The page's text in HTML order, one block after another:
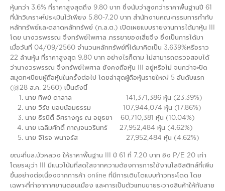
หุ้นกว่า 3.6% ที่ราคาสูงสุดถึง 9.80 บาท ซึ่งนับว่าสูงกว่าราคาพื้นฐานปี 61
ที่นักวิเคราะห์ประเมินไว้เพียง 5.80-7.20 บาท สำนักงานคณะกรรมการกำกับ
หลักทรัพย์และตลาดหลักทรัพย์ (ก.ล.ต.) เปิดเผยแบบรายงานการได้มาหุ้น III
โดย นางวรพรรณ จึงทรัพย์ไพศาล ภรรยาของเสี่ยจึง ซึ่งเป็นการได้มา
เมื่อวันที่ 04/09/2560 จำนวนหลักทรัพย์ที่ได้มาคิดเป็น 3.639%หรือราว
22 ล้านหุ้น ที่ราคาสูงสุด 9.80 บาท อย่างไรก็ตาม ไม่สามารถตรวจสอบได้
ว่านางวรพรรณ จึงทรัพย์ไพศาล ยังคงถือหุ้น III อยู่หรือไม่ จนกว่าจะปิด
สมุดทะเบียนผู้ถือหุ้นในครั้งต่อไป โดยล่าสุดผู้ถือหุ้นรายใหญ่ 5 อันดับแรก
(@28 ส.ค. 2560) เป็นดังนี้
นาย ทิพย์ ดาลาล 141,371,386 หุ้น (23.39%)
นาย วิรัช นอบน้อมธรรม 107,944,074 หุ้น (17.86%)
นาย ธีรนิติ์ อิศรางกูร ณ อยุธยา 60,710,381 หุ้น (10.04%)
นาย เฉลิมศักดิ์ กาญจนวรินทร์ 27,952,484 หุ้น (4.62%)
นาย จิโรจ พนาจรัส 27,952,484 หุ้น (4.62%)
ขณะที่บล.บัวหลวง ให้ราคาพื้นฐาน III ปี 61 ที่ 7.20 บาท อิง P/E 20 เท่า
โดยระบุว่า III มีแนวโน้มที่สดใสจากความต้องการการใช้งานโลจิสติกส์ที่เพิ่ม
ขึ้นอย่างต่อเนื่องจากการค้า online ที่มีการเติบโตแบบก้าวกระโดด โดย
เฉพาะที่ท่าอากาศยานดอนเมือง และการเป็นตัวแทนขายระวางสินค้าให้กับสาย